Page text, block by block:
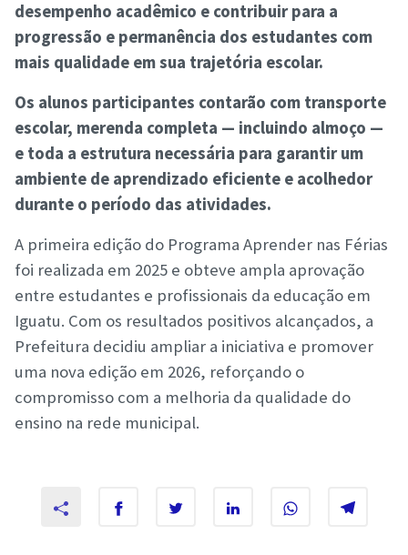
desempenho acadêmico e contribuir para a
progressão e permanência dos estudantes com
mais qualidade em sua trajetória escolar.
Os alunos participantes contarão com transporte
escolar, merenda completa — incluindo almoço —
e toda a estrutura necessária para garantir um
ambiente de aprendizado eficiente e acolhedor
durante o período das atividades.
A primeira edição do Programa Aprender nas Férias
foi realizada em 2025 e obteve ampla aprovação
entre estudantes e profissionais da educação em
Iguatu. Com os resultados positivos alcançados, a
Prefeitura decidiu ampliar a iniciativa e promover
uma nova edição em 2026, reforçando o
compromisso com a melhoria da qualidade do
ensino na rede municipal.